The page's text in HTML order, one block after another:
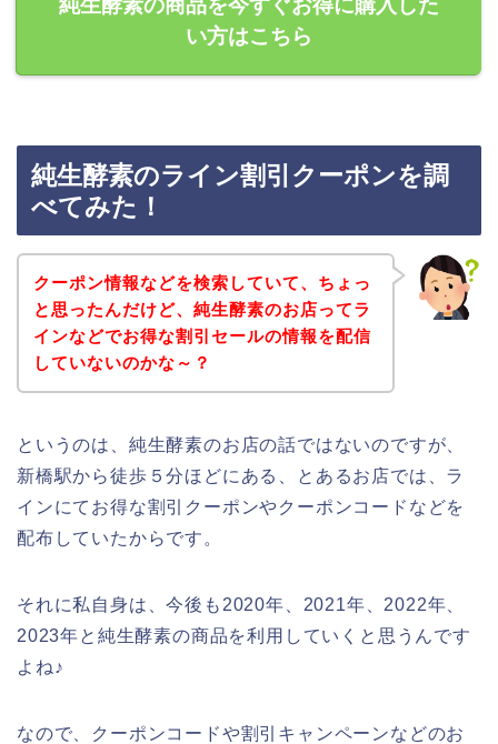
純生酵素の商品を今すぐお得に購入した
い方はこちら
純生酵素のライン割引クーポンを調
べてみた！
クーポン情報などを検索していて、ちょっ
と思ったんだけど、純生酵素のお店ってラ
インなどでお得な割引セールの情報を配信
していないのかな～？
というのは、純生酵素のお店の話ではないのですが、
新橋駅から徒歩５分ほどにある、とあるお店では、ラ
インにてお得な割引クーポンやクーポンコードなどを
配布していたからです。
それに私自身は、今後も2020年、2021年、2022年、
2023年と純生酵素の商品を利用していくと思うんです
よね♪
なので、クーポンコードや割引キャンペーンなどのお